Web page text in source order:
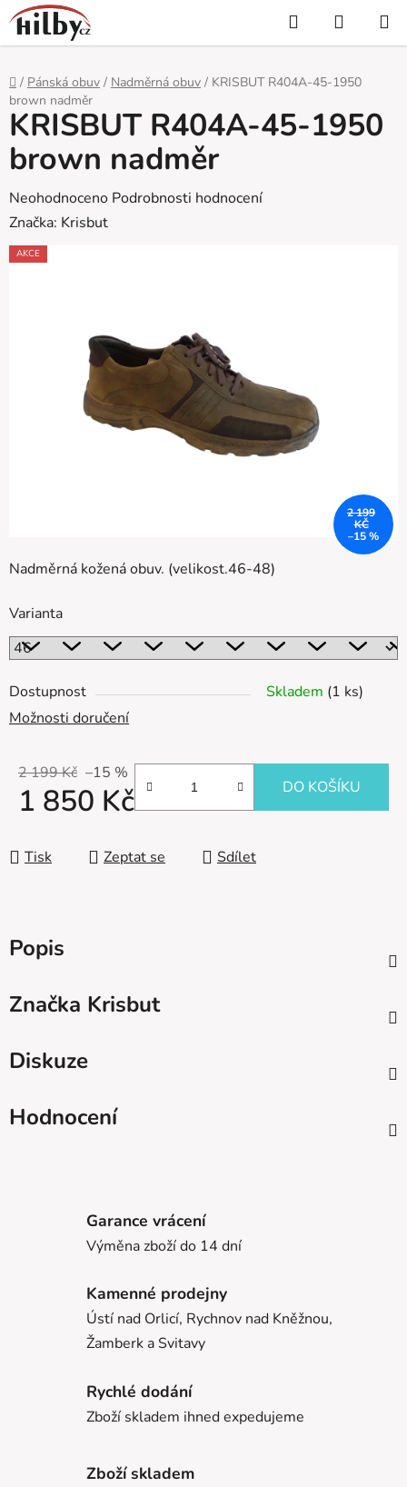
Přejít
na
obsah
Hledat
KOŠÍK
Domů
/ Pánská obuv / Nadměrná obuv / KRISBUT R404A-45-1950
brown nadměr
Nadměrná kožená obuv. (velikost.46-48)
Varianta
Dostupnost Skladem (1 ks)
Možnosti doručení
2 199 Kč –15 %
1 850 Kč DO KOŠÍKU
Tisk Zeptat se Sdílet
KRISBUT R404A-45-1950
brown nadměr
Průměrné
hodnocení
produktu
Neohodnoceno Podrobnosti hodnocení
Značka: Krisbut
AKCE
2 199
KČ
–15 %
Popis
Značka Krisbut
Diskuze
Hodnocení
Garance vrácení
Výměna zboží do 14 dní
Kamenné prodejny
Ústí nad Orlicí, Rychnov nad Kněžnou,
Žamberk a Svitavy
Rychlé dodání
Zboží skladem ihned expedujeme
Zboží skladem